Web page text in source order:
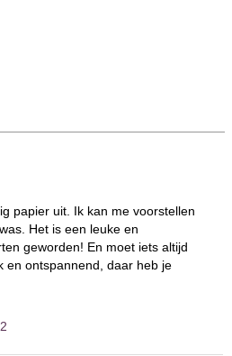
papier uit. Ik kan me voorstellen
Het is een leuke en
geworden! En moet iets altijd
en ontspannend, daar heb je